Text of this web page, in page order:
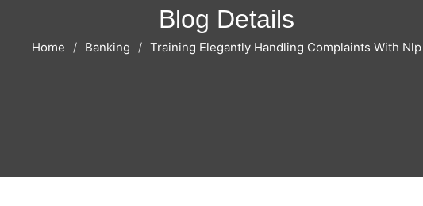
Blog Details
Home Banking Training Elegantly Handling Complaints With Nlp